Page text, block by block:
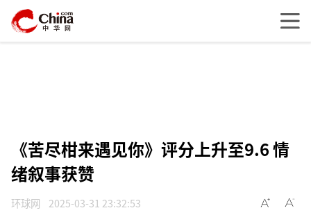
《苦尽柑来遇见你》评分上升至9.6 情
绪叙事获赞
环球网 2025-03-31 23:32:53